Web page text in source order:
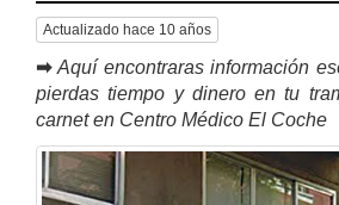
Actualizado hace 10 años
➡ Aquí encontraras información
pierdas tiempo y dinero en tu
carnet en Centro Médico El Coche